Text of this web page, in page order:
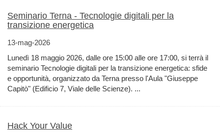
Seminario Terna - Tecnologie digitali per la
transizione energetica
13-mag-2026
Lunedì 18 maggio 2026, dalle ore 15:00 alle ore 17:00, si terrà il
seminario Tecnologie digitali per la transizione energetica: sfide
e opportunità, organizzato da Terna presso l'Aula "Giuseppe
Capitò" (Edificio 7, Viale delle Scienze). ...
Hack Your Value